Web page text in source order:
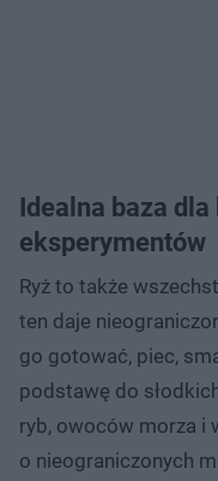
Idealna baza
eksperymentów
Ryż to także
ten daje
go gotować, piec,
podstawę do
ryb, owoców morza i
o nieograniczonych